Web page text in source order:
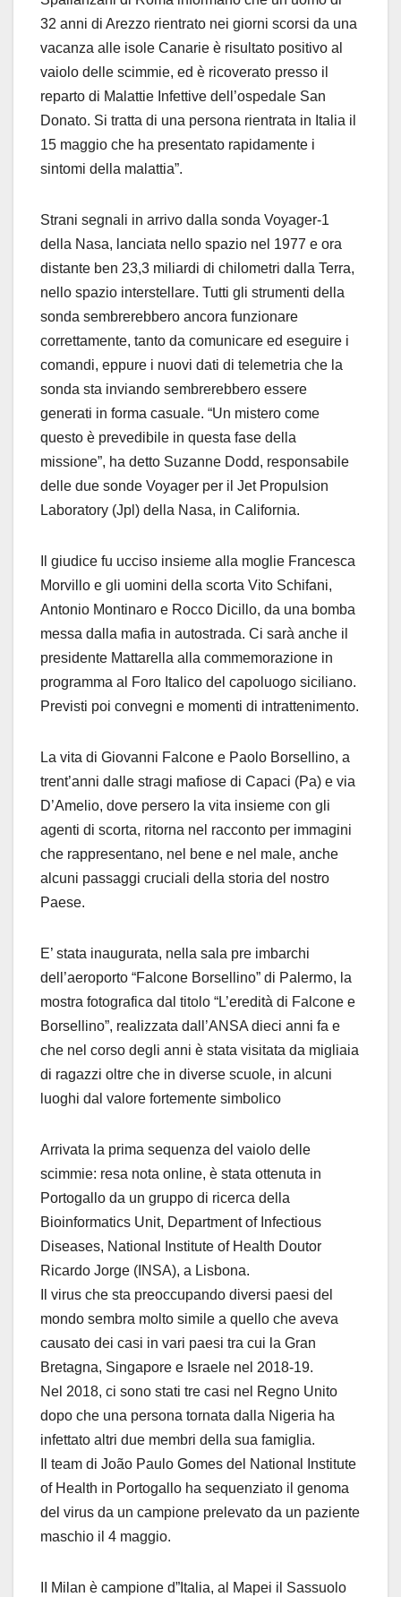
32 anni di Arezzo rientrato nei giorni scorsi da una
vacanza alle isole Canarie è risultato positivo al
vaiolo delle scimmie, ed è ricoverato presso il
reparto di Malattie Infettive dell’ospedale San
Donato. Si tratta di una persona rientrata in Italia il
15 maggio che ha presentato rapidamente i
sintomi della malattia”.
Strani segnali in arrivo dalla sonda Voyager-1
della Nasa, lanciata nello spazio nel 1977 e ora
distante ben 23,3 miliardi di chilometri dalla Terra,
nello spazio interstellare. Tutti gli strumenti della
sonda sembrerebbero ancora funzionare
correttamente, tanto da comunicare ed eseguire i
comandi, eppure i nuovi dati di telemetria che la
sonda sta inviando sembrerebbero essere
generati in forma casuale. “Un mistero come
questo è prevedibile in questa fase della
missione”, ha detto Suzanne Dodd, responsabile
delle due sonde Voyager per il Jet Propulsion
Laboratory (Jpl) della Nasa, in California.
Il giudice fu ucciso insieme alla moglie Francesca
Morvillo e gli uomini della scorta ‎Vito Schifani,
‎Antonio Montinaro e ‎Rocco Dicillo, da una bomba
messa dalla mafia in autostrada. Ci sarà anche il
presidente Mattarella alla commemorazione in
programma al Foro Italico del capoluogo siciliano.
Previsti poi convegni e momenti di intrattenimento.
La vita di Giovanni Falcone e Paolo Borsellino, a
trent’anni dalle stragi mafiose di Capaci (Pa) e via
D’Amelio, dove persero la vita insieme con gli
agenti di scorta, ritorna nel racconto per immagini
che rappresentano, nel bene e nel male, anche
alcuni passaggi cruciali della storia del nostro
Paese.
E’ stata inaugurata, nella sala pre imbarchi
dell’aeroporto “Falcone Borsellino” di Palermo, la
mostra fotografica dal titolo “L’eredità di Falcone e
Borsellino”, realizzata dall’ANSA dieci anni fa e
che nel corso degli anni è stata visitata da migliaia
di ragazzi oltre che in diverse scuole, in alcuni
luoghi dal valore fortemente simbolico
Arrivata la prima sequenza del vaiolo delle
scimmie: resa nota online, è stata ottenuta in
Portogallo da un gruppo di ricerca della
Bioinformatics Unit, Department of Infectious
Diseases, National Institute of Health Doutor
Ricardo Jorge (INSA), a Lisbona.
Il virus che sta preoccupando diversi paesi del
mondo sembra molto simile a quello che aveva
causato dei casi in vari paesi tra cui la Gran
Bretagna, Singapore e Israele nel 2018-19.
Nel 2018, ci sono stati tre casi nel Regno Unito
dopo che una persona tornata dalla Nigeria ha
infettato altri due membri della sua famiglia.
Il team di João Paulo Gomes del National Institute
of Health in Portogallo ha sequenziato il genoma
del virus da un campione prelevato da un paziente
maschio il 4 maggio.
II Milan è campione d”Italia, al Mapei il Sassuolo